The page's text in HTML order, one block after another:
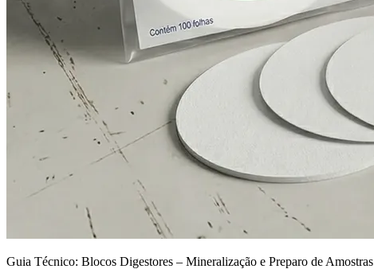
Guia Técnico: Blocos Digestores – Mineralização e Preparo de Amostras